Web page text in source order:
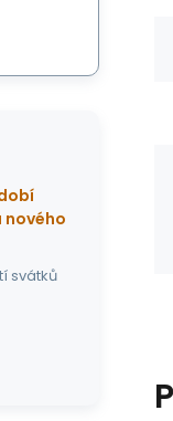
nového
svátků